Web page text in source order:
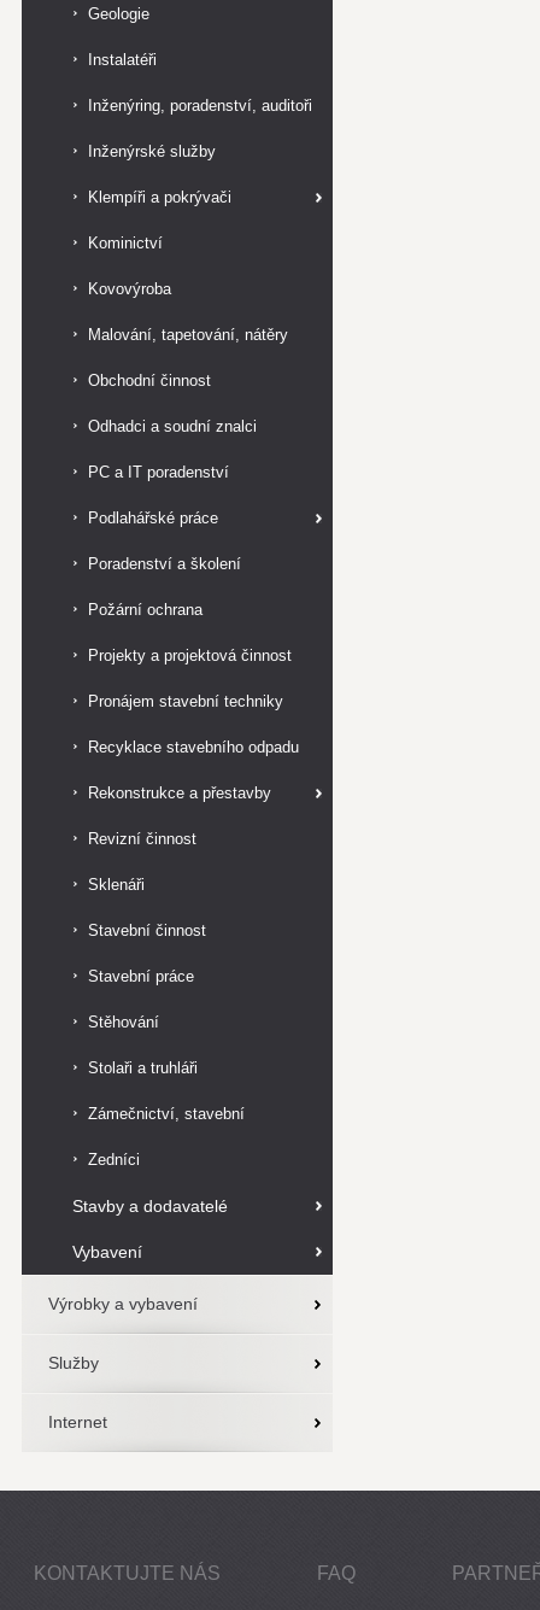
Geologie
Instalatéři
Inženýring, poradenství, auditoři
Inženýrské služby
Klempíři a pokrývači
Kominictví
Kovovýroba
Malování, tapetování, nátěry
Obchodní činnost
Odhadci a soudní znalci
PC a IT poradenství
Podlahářské práce
Poradenství a školení
Požární ochrana
Projekty a projektová činnost
Pronájem stavební techniky
Recyklace stavebního odpadu
Rekonstrukce a přestavby
Revizní činnost
Sklenáři
Stavební činnost
Stavební práce
Stěhování
Stolaři a truhláři
Zámečnictví, stavební
zámečnictví
Zedníci
Stavby a dodavatelé
Vybavení
Výrobky a vybavení
Služby
Internet
KONTAKTUJTE NÁS FAQ